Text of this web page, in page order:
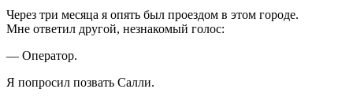
Через три месяца я опять был проездом в этом городе.
Мне ответил другой, незнакомый голос:
— Оператор.
Я попросил позвать Салли.